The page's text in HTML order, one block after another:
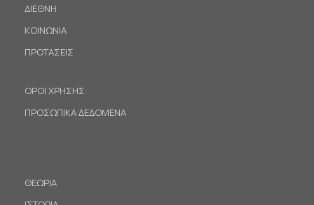
ΔΙΕΘΝΗ
ΚΟΙΝΩΝΙΑ
ΠΡΟΤΑΣΕΙΣ
ΟΡΟΙ ΧΡΗΣΗΣ
ΠΡΟΣΩΠΙΚΑ ΔΕΔΟΜΕΝΑ
ΘΕΩΡΙΑ